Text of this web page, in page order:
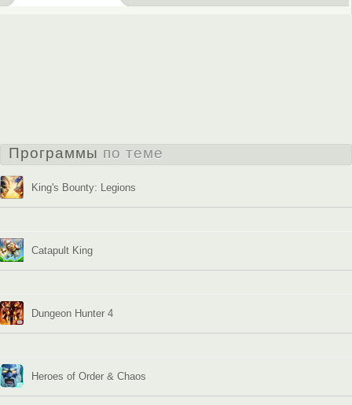
Программы по теме
King's Bounty: Legions
Catapult King
Dungeon Hunter 4
Heroes of Order & Chaos